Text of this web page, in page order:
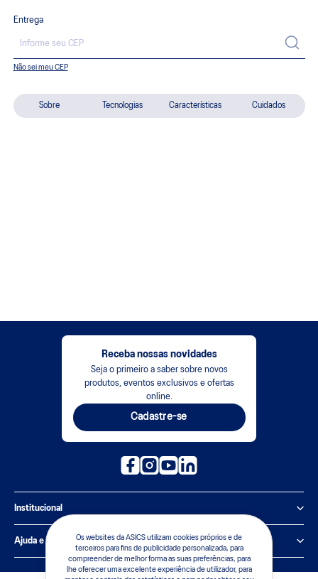
Os websites da ASICS utilizam cookies próprios e de
terceiros para fins de publicidade personalizada, para
compreender de melhor forma as suas preferências, para
lhe oferecer uma excelente experiência de utilizador, para
Sobre Tecnologias Características Cuidados
Entrega
Não sei meu CEP
Receba nossas novidades
Seja o primeiro a saber sobre novos
produtos, eventos exclusivos e ofertas
online.
Cadastre-se
Institucional
Política de Privacidade
Sobre a ASICS
Ajuda e suporte
Central de Relacionamento